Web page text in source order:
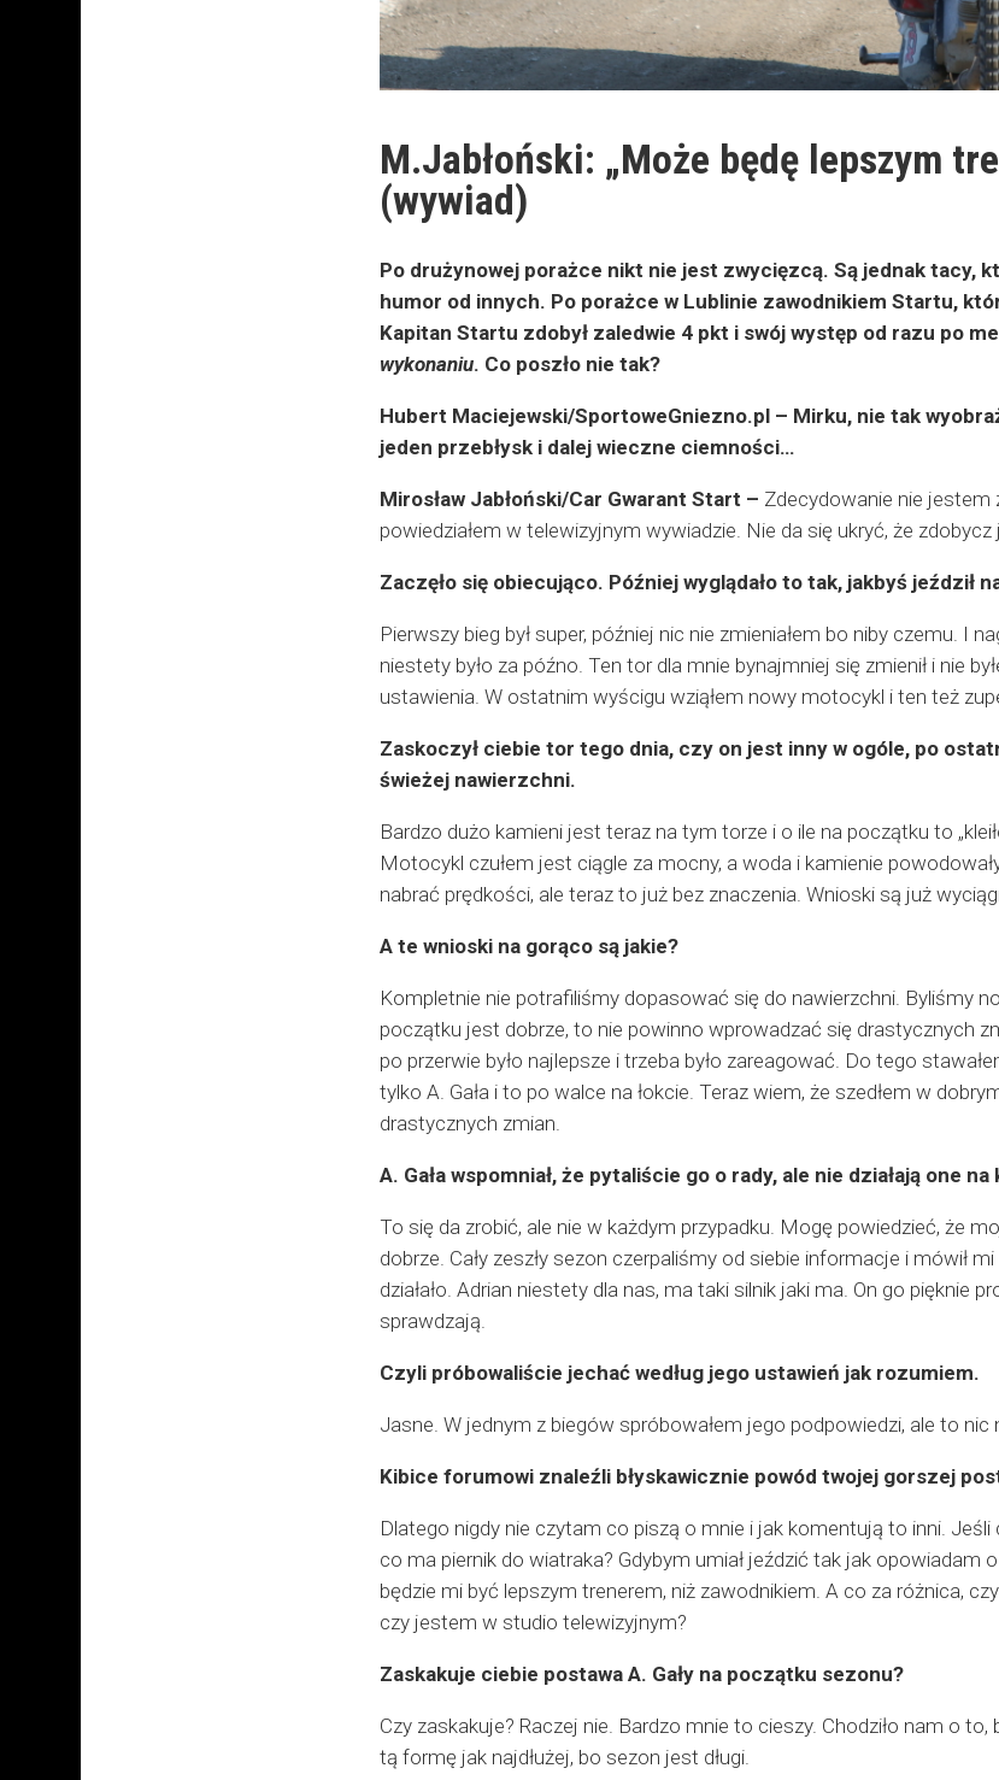
M.Jabłoński: „Może będę lepszym
(wywiad)
Po drużynowej porażce nikt nie jest zwycięzcą. Są jednak tacy,
humor od innych. Po porażce w Lublinie zawodnikiem Startu,
Kapitan Startu zdobył zaledwie 4 pkt i swój występ od razu po
wykonaniu. Co poszło nie tak?
Hubert Maciejewski/SportoweGniezno.pl – Mirku, nie tak
jeden przebłysk i dalej wieczne ciemności…
Mirosław Jabłoński/Car Gwarant Start – Zdecydowanie nie
powiedziałem w telewizyjnym wywiadzie. Nie da się ukryć, że
Zaczęło się obiecująco. Później wyglądało to tak, jakbyś jeździł
Pierwszy bieg był super, później nic nie zmieniałem bo niby czemu. I
niestety było za późno. Ten tor dla mnie bynajmniej się zmienił i nie
ustawienia. W ostatnim wyścigu wziąłem nowy motocykl i ten też
Zaskoczył ciebie tor tego dnia, czy on jest inny w ogóle, po
świeżej nawierzchni.
Bardzo dużo kamieni jest teraz na tym torze i o ile na początku to
Motocykl czułem jest ciągle za mocny, a woda i kamienie
nabrać prędkości, ale teraz to już bez znaczenia. Wnioski są już
A te wnioski na gorąco są jakie?
Kompletnie nie potrafiliśmy dopasować się do nawierzchni. Byliśmy
początku jest dobrze, to nie powinno wprowadzać się drastycznych
po przerwie było najlepsze i trzeba było zareagować. Do tego
tylko A. Gała i to po walce na łokcie. Teraz wiem, że szedłem w
drastycznych zmian.
A. Gała wspomniał, że pytaliście go o rady, ale nie działają one
To się da zrobić, ale nie w każdym przypadku. Mogę powiedzieć, że
dobrze. Cały zeszły sezon czerpaliśmy od siebie informacje i mówił
działało. Adrian niestety dla nas, ma taki silnik jaki ma. On go pięknie
sprawdzają.
Czyli próbowaliście jechać według jego ustawień jak rozumiem.
Jasne. W jednym z biegów spróbowałem jego podpowiedzi, ale to nic
Kibice forumowi znaleźli błyskawicznie powód twojej gorszej
Dlatego nigdy nie czytam co piszą o mnie i jak komentują to inni.
co ma piernik do wiatraka? Gdybym umiał jeździć tak jak
będzie mi być lepszym trenerem, niż zawodnikiem. A co za różnica,
czy jestem w studio telewizyjnym?
Zaskakuje ciebie postawa A. Gały na początku sezonu?
Czy zaskakuje? Raczej nie. Bardzo mnie to cieszy. Chodziło nam o
tą formę jak najdłużej, bo sezon jest długi.